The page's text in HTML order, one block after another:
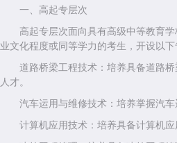
一、高起专层次
高起专层次面向具有高级中等教育学
业文化程度或同等学力的考生，开设以下
道路桥梁工程技术：培养具备道路桥
人才。
汽车运用与维修技术：培养掌握汽车
计算机应用技术：培养具备计算机应